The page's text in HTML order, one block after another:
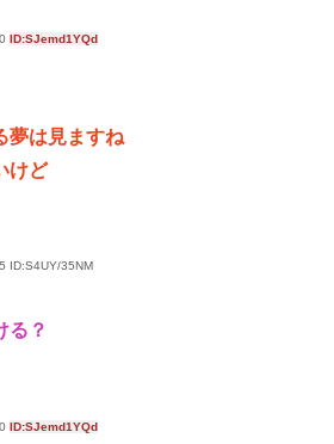
ID:SJemd1YQd
夢は見ますね
けど
ID:S4UY/35NM
る？
ID:SJemd1YQd